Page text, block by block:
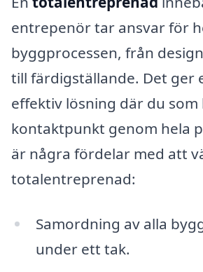
entrepenör tar ansvar för
byggprocessen, från
till färdigställande. Det ger
effektiv lösning där du som
kontaktpunkt genom hela
är några fördelar med att
totalentreprenad:
Samordning av alla
under ett tak.